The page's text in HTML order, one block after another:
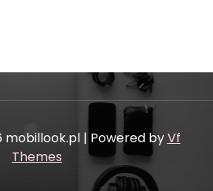
| Powered byVf
Themes